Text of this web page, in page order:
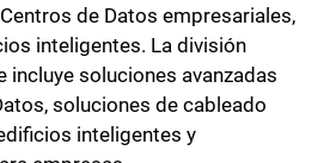
de Datos empresariales,
inteligentes. La división
incluye soluciones avanzadas
soluciones de cableado
inteligentes y